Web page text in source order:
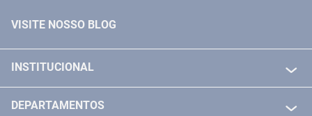
VISITE NOSSO BLOG
INSTITUCIONAL
DEPARTAMENTOS